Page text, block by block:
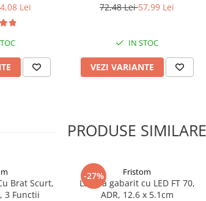
Lei
72,48 Lei57,99 Lei
IN STOC
VEZI VARIANTE
PRODUSE SIMILARE
Brat Scurt,
3 Functii
-27% Fristom
Lampa gabarit cu LED FT 70,
ADR, 12.6 x 5.1cm